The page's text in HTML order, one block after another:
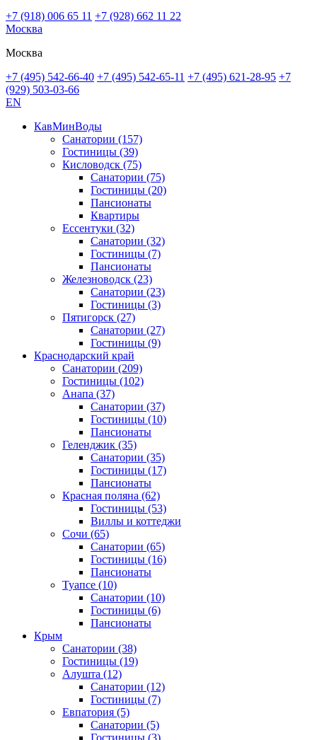
+7 (918) 006 65 11 +7 (928) 662 11 22
Москва
Москва
+7 (495) 542-66-40 +7 (495) 542-65-11 +7 (495) 621-28-95 +7
(929) 503-03-66
EN
КавМинВоды
Санатории (157)
Гостиницы (39)
Кисловодск (75)
Санатории (75)
Гостиницы (20)
Пансионаты
Квартиры
Ессентуки (32)
Санатории (32)
Гостиницы (7)
Пансионаты
Железноводск (23)
Санатории (23)
Гостиницы (3)
Пятигорск (27)
Санатории (27)
Гостиницы (9)
Краснодарский край
Санатории (209)
Гостиницы (102)
Анапа (37)
Санатории (37)
Гостиницы (10)
Пансионаты
Геленджик (35)
Санатории (35)
Гостиницы (17)
Пансионаты
Красная поляна (62)
Гостиницы (53)
Виллы и коттеджи
Сочи (65)
Санатории (65)
Гостиницы (16)
Пансионаты
Туапсе (10)
Санатории (10)
Гостиницы (6)
Пансионаты
Крым
Санатории (38)
Гостиницы (19)
Алушта (12)
Санатории (12)
Гостиницы (7)
Евпатория (5)
Санатории (5)
Гостиницы (3)